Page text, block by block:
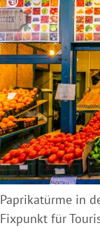
Copyright-
Paprikatürme in
Fixpunkt für